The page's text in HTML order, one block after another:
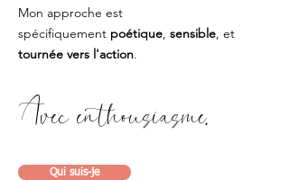
Mon approche est
spécifiquement poétique, sensible, et
tournée vers l'action.
Avec enthousiasme,
Qui suis-je